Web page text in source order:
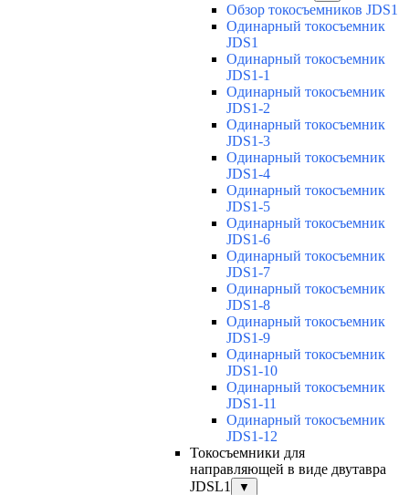
Обзор токосъемников JDS1
Одинарный токосъемник
JDS1
Одинарный токосъемник
JDS1-1
Одинарный токосъемник
JDS1-2
Одинарный токосъемник
JDS1-3
Одинарный токосъемник
JDS1-4
Одинарный токосъемник
JDS1-5
Одинарный токосъемник
JDS1-6
Одинарный токосъемник
JDS1-7
Одинарный токосъемник
JDS1-8
Одинарный токосъемник
JDS1-9
Одинарный токосъемник
JDS1-10
Одинарный токосъемник
JDS1-11
Одинарный токосъемник
JDS1-12
Токосъемники для
направляющей в виде двутавра
JDSL1
▼